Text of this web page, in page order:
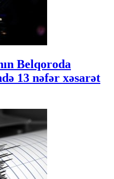
Belqoroda
13 nəfər xəsarət